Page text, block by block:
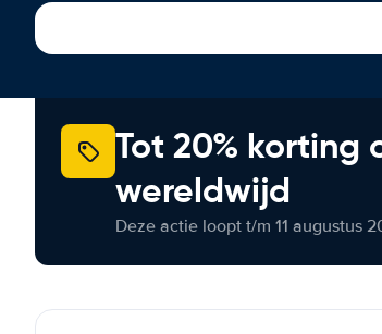
Tot 20% korting
wereldwijd
Deze actie loopt t/m 11 augustus